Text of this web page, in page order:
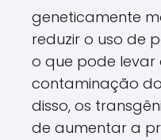
geneticamente
reduzir o uso de
o que pode levar
contaminação
disso, os
de aumentar a